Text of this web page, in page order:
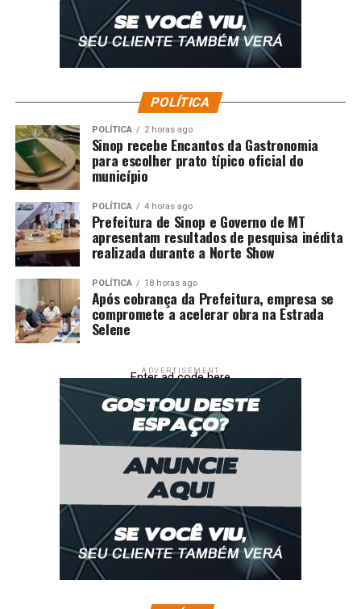
POLÍTICA
POLÍTICA 2 horas ago
Sinop recebe Encantos da Gastronomia
para escolher prato típico oficial do
município
POLÍTICA 4 horas ago
Prefeitura de Sinop e Governo de MT
apresentam resultados de pesquisa inédita
realizada durante a Norte Show
POLÍTICA 18 horas ago
Após cobrança da Prefeitura, empresa se
compromete a acelerar obra na Estrada
Selene
ADVERTISEMENT
Enter ad code here